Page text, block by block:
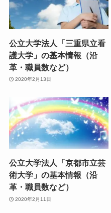
公立大学法人「三重県立看
護大学」の基本情報（沿
革・職員数など）
2020年2月13日
公立大学法人「京都市立芸
術大学」の基本情報（沿
革・職員数など）
2020年2月11日